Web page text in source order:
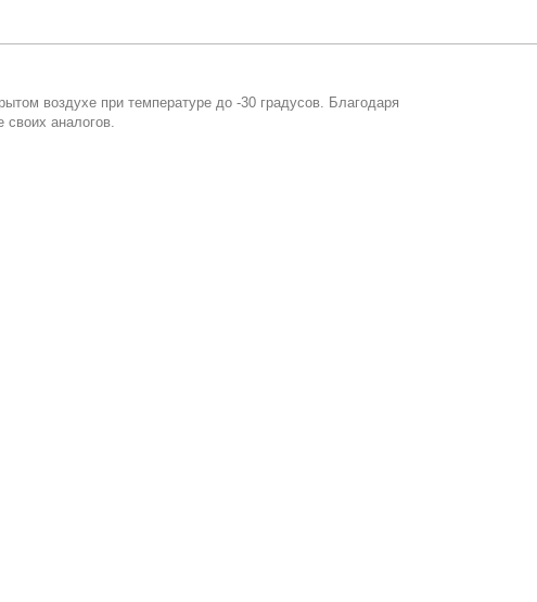
воздухе при температуре до -30 градусов. Благодаря
аналогов.